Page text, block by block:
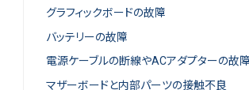
グラフィックボードの故障
バッテリーの故障
電源ケーブルの断線やACアダプターの故障
マザーボードと内部パーツの接触不良